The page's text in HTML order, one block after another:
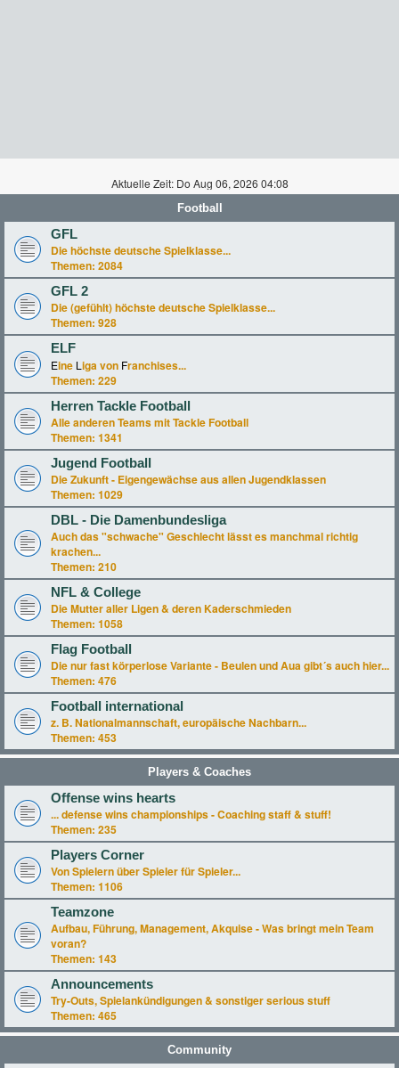
Aktuelle Zeit: Do Aug 06, 2026 04:08
Football
GFL
Die höchste deutsche Spielklasse...
Themen: 2084
GFL 2
Die (gefühlt) höchste deutsche Spielklasse...
Themen: 928
ELF
Eine L iga von Franchises...
Themen: 229
Herren Tackle Football
Alle anderen Teams mit Tackle Football
Themen: 1341
Jugend Football
Die Zukunft - Eigengewächse aus allen Jugendklassen
Themen: 1029
DBL - Die Damenbundesliga
Auch das "schwache" Geschlecht lässt es manchmal richtig
krachen...
Themen: 210
NFL & College
Die Mutter aller Ligen & deren Kaderschmieden
Themen: 1058
Flag Football
Die nur fast körperlose Variante - Beulen und Aua gibt´s auch hier...
Themen: 476
Football international
z. B. Nationalmannschaft, europäische Nachbarn...
Themen: 453
Players & Coaches
Offense wins hearts
... defense wins championships - Coaching staff & stuff!
Themen: 235
Players Corner
Von Spielern über Spieler für Spieler...
Themen: 1106
Teamzone
Aufbau, Führung, Management, Akquise - Was bringt mein Team
voran?
Themen: 143
Announcements
Try-Outs, Spielankündigungen & sonstiger serious stuff
Themen: 465
Community